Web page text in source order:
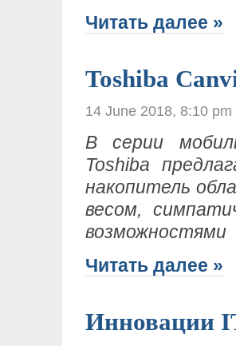
Читать далее »
Toshiba
14 June 2018, 8:10 pm
В серии
Toshiba
накопитель
весом,
возможностями
Читать далее »
Инновации